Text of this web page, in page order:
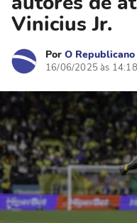
Vinicius Jr.
Por O Republicano
16/06/2025 às 14:18